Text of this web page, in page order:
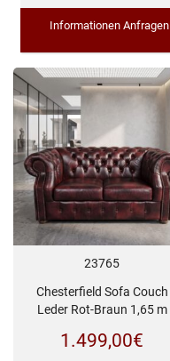
Informationen Anfragen
23765
Chesterfield Sofa Couch
Leder Rot-Braun 1,65 m
1.499,00€